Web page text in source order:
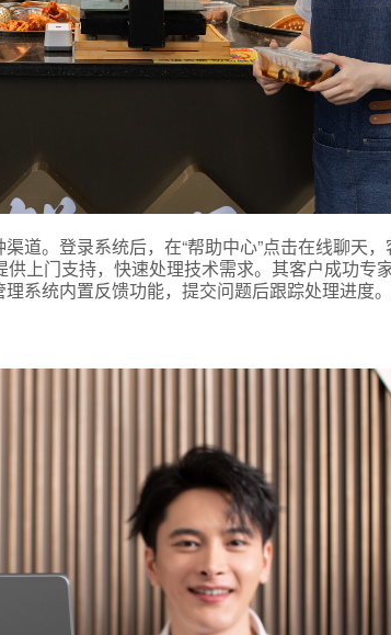
道。登录系统后，在“帮助中心”点击在线聊天
上门支持，快速处理技术需求。其客户成功专
系统内置反馈功能，提交问题后跟踪处理进度。